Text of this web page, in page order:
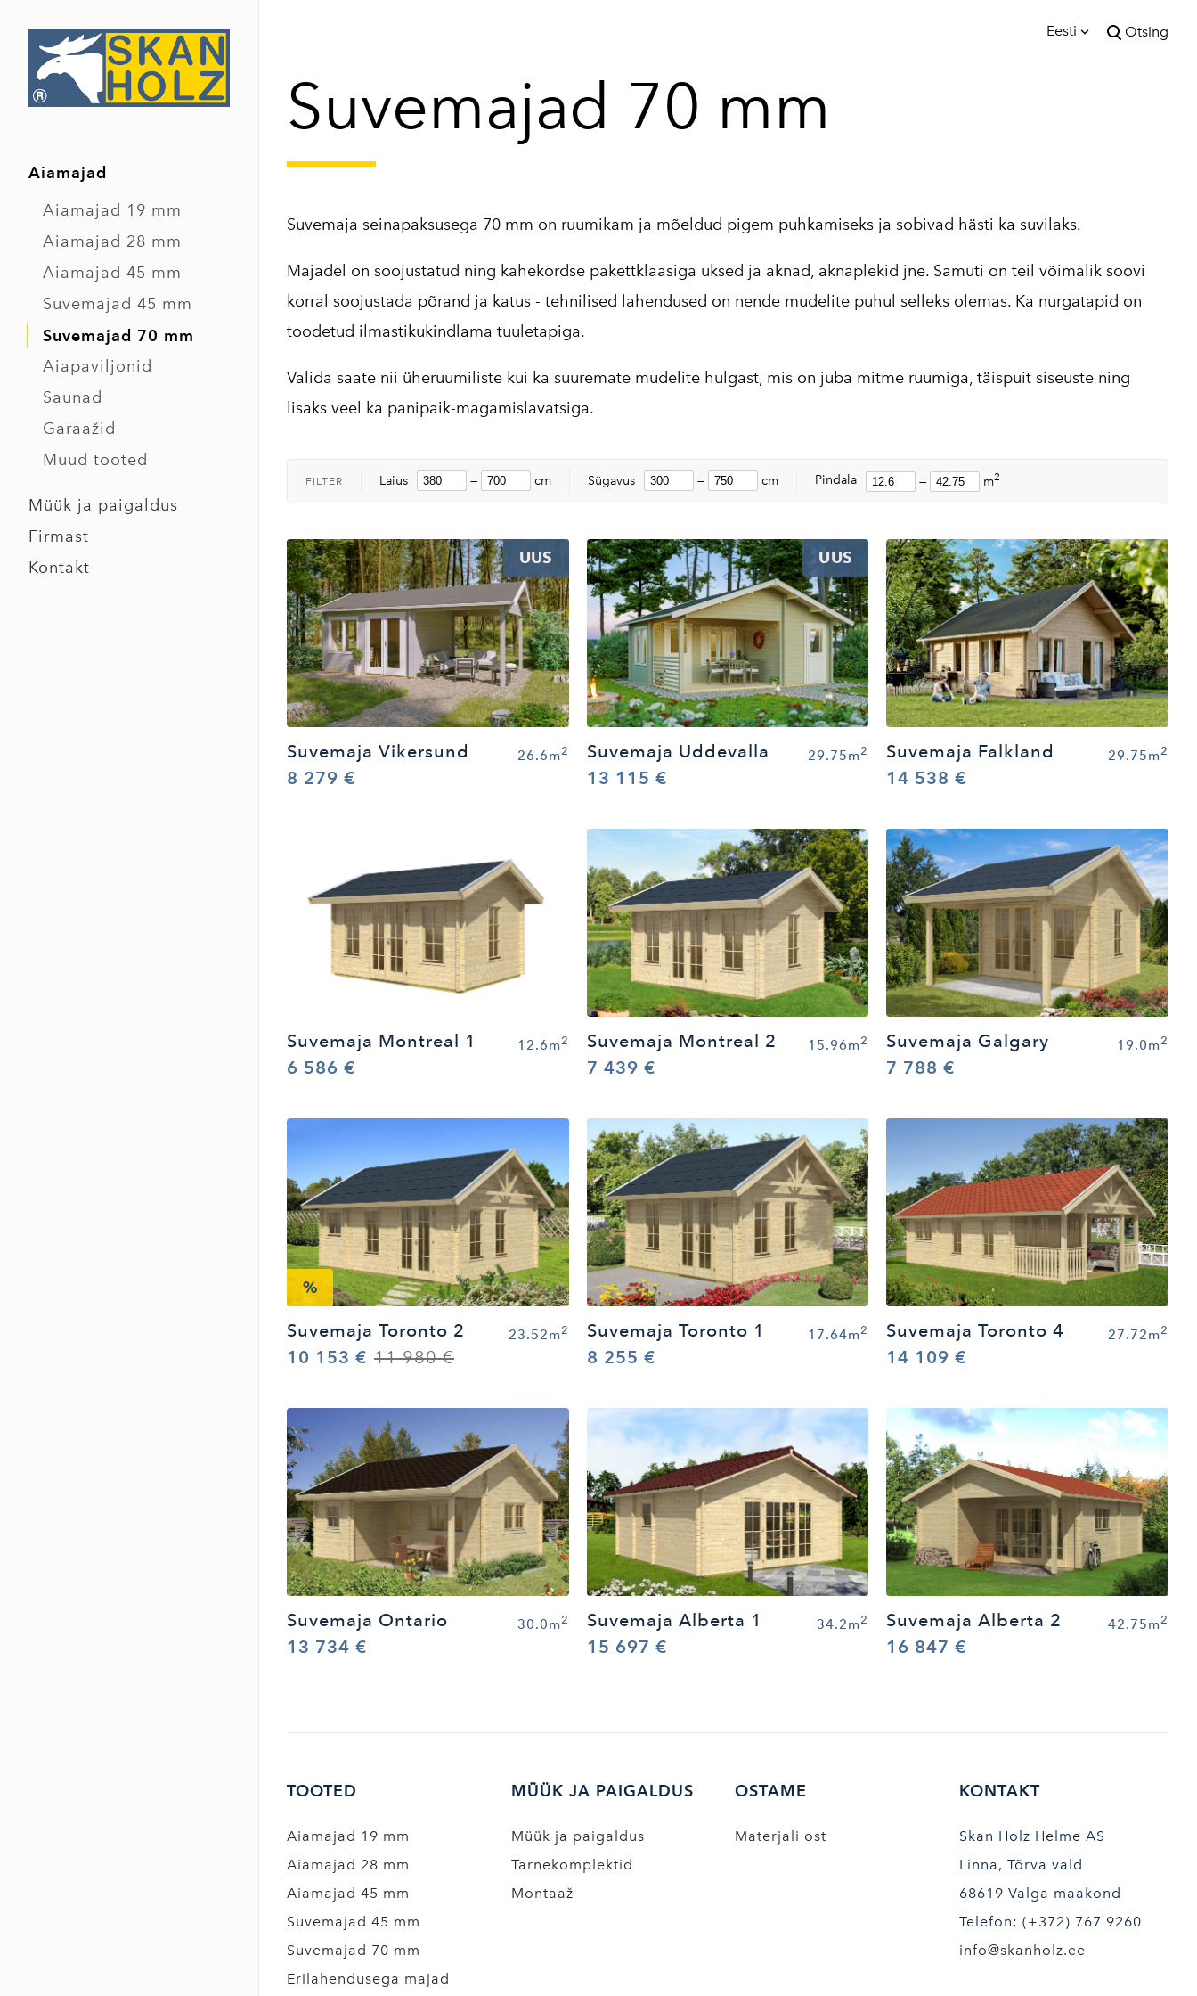
Eesti Otsing
Aiamajad
Aiamajad 19 mm
Aiamajad 28 mm
Aiamajad 45 mm
Suvemajad 45 mm
Suvemajad 70 mm
Aiapaviljonid
Saunad
Garaažid
Muud tooted
Müük ja paigaldus
Firmast
Kontakt
Suvemajad 70 mm
Suvemaja seinapaksusega 70 mm on ruumikam ja mõeldud pigem puhkamiseks ja sobivad hästi ka suvilaks.
Majadel on soojustatud ning kahekordse pakettklaasiga uksed ja aknad, aknaplekid jne. Samuti on teil võimalik soovi
korral soojustada põrand ja katus - tehnilised lahendused on nende mudelite puhul selleks olemas. Ka nurgatapid on
toodetud ilmastikukindlama tuuletapiga.
Valida saate nii üheruumiliste kui ka suuremate mudelite hulgast, mis on juba mitme ruumiga, täispuit siseuste ning
lisaks veel ka panipaik-magamislavatsiga.
FILTER Laius — cm Sügavus — cm Pindala — m2
UUS
Suvemaja Vikersund
8 279 €
26.6m2
UUS
Suvemaja Uddevalla
13 115 €
29.75m2
Suvemaja Falkland
14 538 €
29.75m2
Suvemaja Montreal 1
6 586 €
12.6m2
Suvemaja Montreal 2
7 439 €
15.96m2
Suvemaja Galgary
7 788 €
19.0m2
%
Suvemaja Toronto 2
10 153 € 11 980 €
23.52m2
Suvemaja Toronto 1
8 255 €
17.64m2
Suvemaja Toronto 4
14 109 €
27.72m2
Suvemaja Ontario
13 734 €
30.0m2
Suvemaja Alberta 1
15 697 €
34.2m2
Suvemaja Alberta 2
16 847 €
42.75m2
TOOTED
Aiamajad 19 mm
Aiamajad 28 mm
Aiamajad 45 mm
Suvemajad 45 mm
Suvemajad 70 mm
Erilahendusega majad
MÜÜK JA PAIGALDUS
Müük ja paigaldus
Tarnekomplektid
Montaaž
OSTAME
Materjali ost
KONTAKT
Skan Holz Helme AS
Linna, Tõrva vald
68619 Valga maakond
Telefon: (+372) 767 9260
info@skanholz.ee